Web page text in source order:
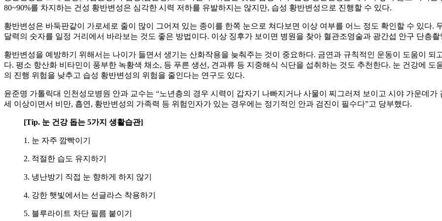
80~90%를 차지하는 건성 황반변성은 심각한 시력 저하를 유발하지는 않지만, 습성 황반변성으로 진행할 수 있다.
황반변성은 바둑판같이 가로세로 줄이 많이 그어져 있는 종이를 한쪽 눈으로 쳐다보면 이상 여부를 어느 정도 확인할 수 있다.
달력의 숫자를 일정 거리에서 바라보는 것도 좋은 방법이다. 이상 징후가 보이면 병원을 찾아 혈관조영술과 광간섭 안구 단층
황반변성을 예방하기 위해서는 나이가 들면서 생기는 산화작용을 늦춰주는 것이 중요하다. 금연과 규칙적인 운동이 도움이
다. 평소 항산화 비타민이 풍부한 녹황색 채소, 등 푸른 생선, 견과류 등 지중해식 식단을 섭취하는 것도 추천한다. 눈 건강에
의 진행 위험을 낮추고 습성 황반변성의 위험을 줄인다는 연구도 있다.
윤준명 가톨릭대 인천성모병원 안과 교수는 “노년층의 경우 시력이 갑자기 나빠지거나 사물이 찌그러져 보이고 시야 가운데
세 이상이면서 비만, 흡연, 황반변성의 가족력 등 위험인자가 있는 경우에는 정기적인 안과 검진이 필수다”고 당부했다.
[Tip. 눈 건강 돕는 5가지 생활습관]
1. 눈 자주 깜빡이기
2. 적절한 습도 유지하기
3. 냉난방기 직접 눈 향하게 하지 않기
4. 강한 햇빛에서는 선글라스 착용하기
5. 블루라이트 차단 필름 붙이기